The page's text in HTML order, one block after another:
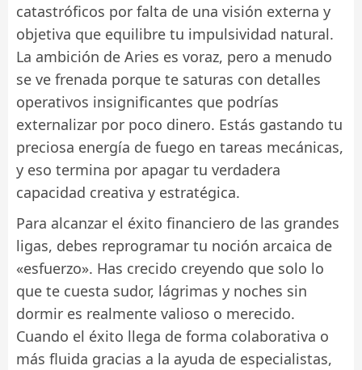
catastróficos por falta de una visión externa y
objetiva que equilibre tu impulsividad natural.
La ambición de Aries es voraz, pero a menudo
se ve frenada porque te saturas con detalles
operativos insignificantes que podrías
externalizar por poco dinero. Estás gastando tu
preciosa energía de fuego en tareas mecánicas,
y eso termina por apagar tu verdadera
capacidad creativa y estratégica.
Para alcanzar el éxito financiero de las grandes
ligas, debes reprogramar tu noción arcaica de
«esfuerzo». Has crecido creyendo que solo lo
que te cuesta sudor, lágrimas y noches sin
dormir es realmente valioso o merecido.
Cuando el éxito llega de forma colaborativa o
más fluida gracias a la ayuda de especialistas,